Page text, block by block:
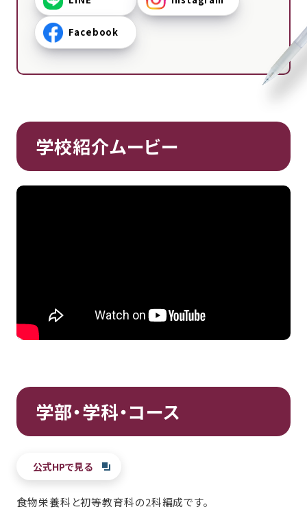
Facebook
学校紹介ムービー
学部・学科・コース
公式HPで見る
食物栄養科と初等教育科の2科編成です。